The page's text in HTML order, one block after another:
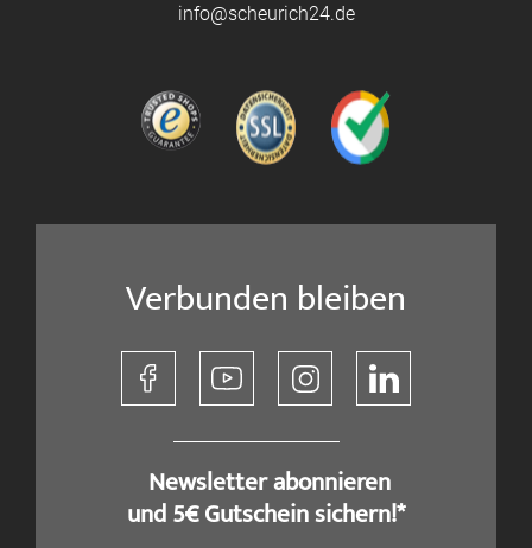
info@scheurich24.de
Verbunden bleiben
​ Newsletter abonnieren
und 5€ Gutschein sichern!*